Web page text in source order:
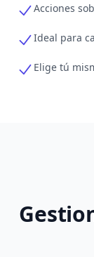
Acciones
Ideal para
Elige tú